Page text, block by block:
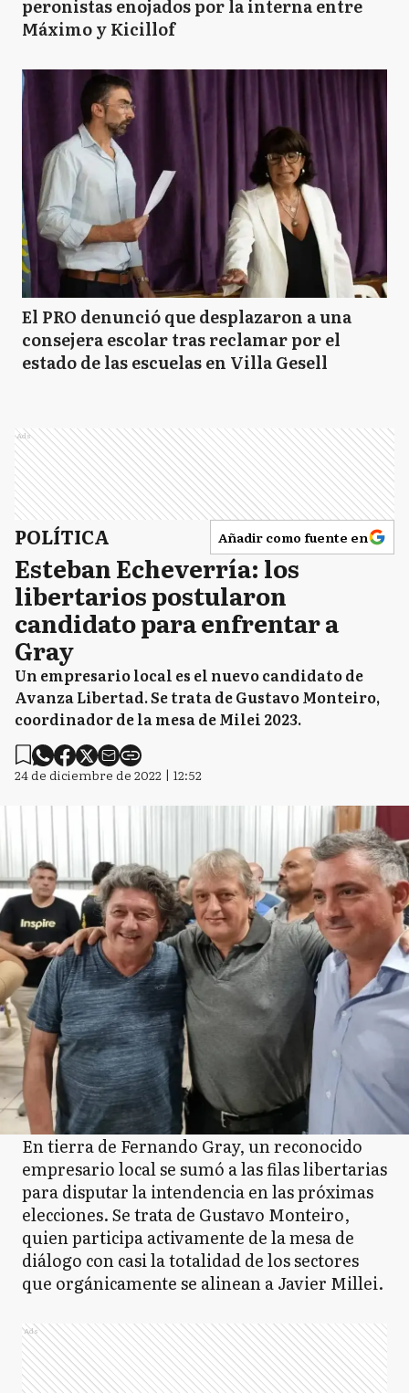
peronistas enojados por la interna entre
Máximo y Kicillof
El PRO denunció que desplazaron a una
consejera escolar tras reclamar por el
estado de las escuelas en Villa Gesell
Ads
POLÍTICA Añadir como fuente en
Esteban Echeverría: los
libertarios postularon
candidato para enfrentar a
Gray
Un empresario local es el nuevo candidato de
Avanza Libertad. Se trata de Gustavo Monteiro,
coordinador de la mesa de Milei 2023.
24 de diciembre de 2022 | 12:52
En tierra de Fernando Gray, un reconocido
empresario local se sumó a las filas libertarias
para disputar la intendencia en las próximas
elecciones. Se trata de Gustavo Monteiro,
quien participa activamente de la mesa de
diálogo con casi la totalidad de los sectores
que orgánicamente se alinean a Javier Millei.
Ads